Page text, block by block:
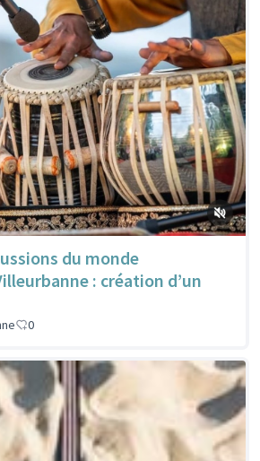
du monde
: création d’un
0